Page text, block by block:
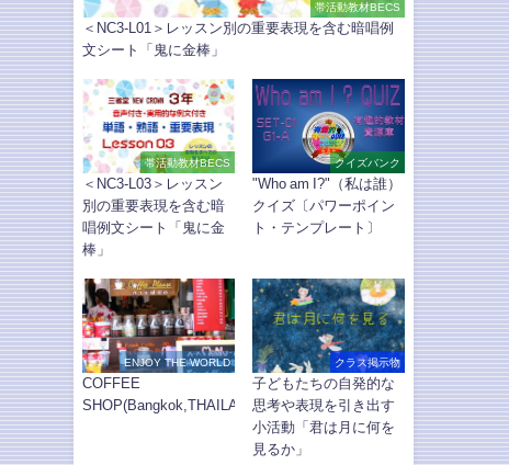
帯活動教材BECS
＜NC3-L01＞レッスン別の重要表現を含む暗唱例
文シート「鬼に金棒」
帯活動教材BECS
＜NC3-L03＞レッスン
別の重要表現を含む暗
唱例文シート「鬼に金
棒」
クイズバンク
"Who am I?"（私は誰）
クイズ〔パワーポイン
ト・テンプレート〕
ENJOY THE WORLD
COFFEE
SHOP(Bangkok,THAILAND)
クラス掲示物
子どもたちの自発的な
思考や表現を引き出す
小活動「君は月に何を
見るか」